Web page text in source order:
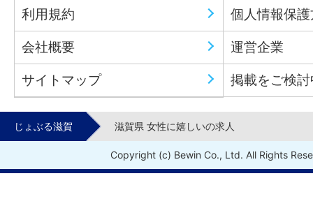
利用規約 個人情報保
会社概要 運営企業
サイトマップ 掲載をご検
じょぶる滋賀 滋賀県 女性に嬉しいの求人
Copyright (c) Bewin Co., Ltd. All Rights